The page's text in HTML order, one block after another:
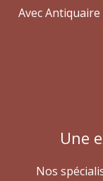
Avec
Une
Nos